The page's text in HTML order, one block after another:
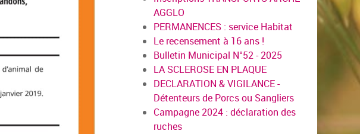
AGGLO
PERMANENCES : service Habitat
Le recensement à 16 ans !
Bulletin Municipal N°52 - 2025
LA SCLEROSE EN PLAQUE
DECLARATION & VIGILANCE -
Détenteurs de Porcs ou Sangliers
Campagne 2024 : déclaration des
ruches